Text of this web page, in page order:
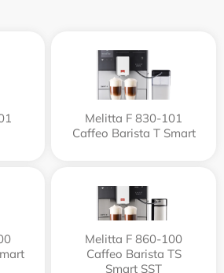
Melitta F 830-101
Caffeo Barista T Smart
Melitta F 860-100
Caffeo Barista TS
Smart SST